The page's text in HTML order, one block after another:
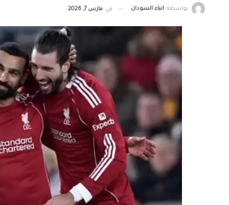
بواسطة انباء السودان في مارس 7, 2026